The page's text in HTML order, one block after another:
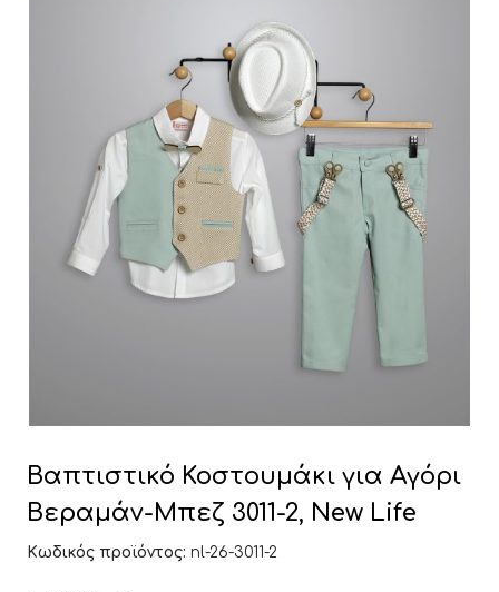
Βαπτιστικό Κοστουμάκι για Αγόρι
Βεραμάν-Μπεζ 3011-2, New Life
Κωδικός προϊόντος: nl-26-3011-2